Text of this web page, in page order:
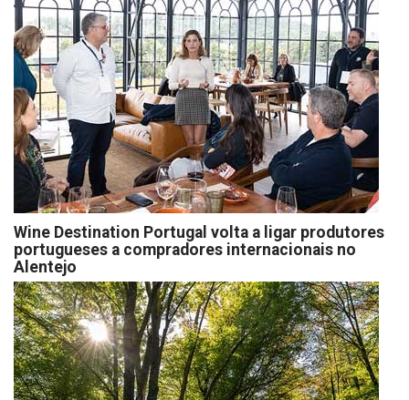
Wine Destination Portugal volta a ligar produtores
portugueses a compradores internacionais no
Alentejo